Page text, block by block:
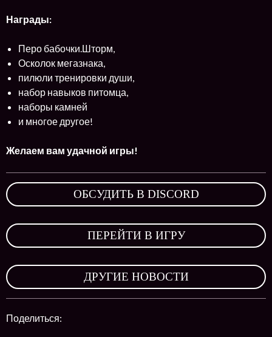
Награды:
Перо бабочки.Шторм,
Осколок мегазнака,
пилюли тренировки души,
набор навыков питомца,
наборы камней
и многое другое!
Желаем вам удачной игры!
ОБСУДИТЬ В DISCORD
ПЕРЕЙТИ В ИГРУ
ДРУГИЕ НОВОСТИ
Поделиться: